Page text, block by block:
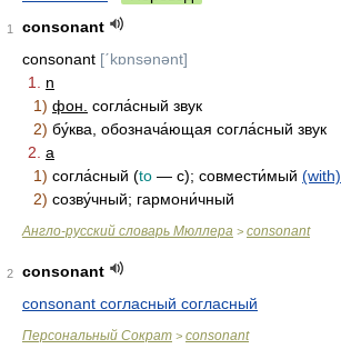
1
consonant
consonant [ˊkɒnsǝnənt]
1.
n
1) фон. согла́сный звук
2) бу́ква, обознача́ющая согла́сный звук
2. a
1) согла́сный (to — с); совмести́мый (with)
2) созву́чный; гармони́чный
Англо-русский словарь Мюллера > consonant
2
consonant
consonant согласный согласный
Персональный Сократ > consonant